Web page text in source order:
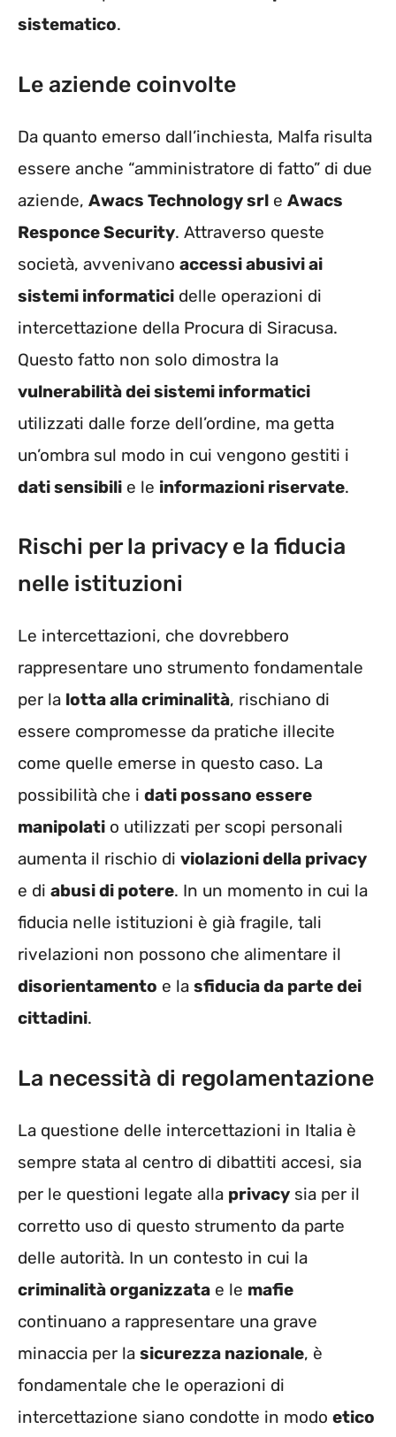
sistematico.
Le aziende coinvolte
Da quanto emerso dall’inchiesta, Malfa risulta
essere anche “amministratore di fatto” di due
aziende, Awacs Technology srl e Awacs
Responce Security. Attraverso queste
società, avvenivano accessi abusivi ai
sistemi informatici delle operazioni di
intercettazione della Procura di Siracusa.
Questo fatto non solo dimostra la
vulnerabilità dei sistemi informatici
utilizzati dalle forze dell’ordine, ma getta
un’ombra sul modo in cui vengono gestiti i
dati sensibili e le informazioni riservate.
Rischi per la privacy e la fiducia
nelle istituzioni
Le intercettazioni, che dovrebbero
rappresentare uno strumento fondamentale
per la lotta alla criminalità, rischiano di
essere compromesse da pratiche illecite
come quelle emerse in questo caso. La
possibilità che i dati possano essere
manipolati o utilizzati per scopi personali
aumenta il rischio di violazioni della privacy
e di abusi di potere. In un momento in cui la
fiducia nelle istituzioni è già fragile, tali
rivelazioni non possono che alimentare il
disorientamento e la sfiducia da parte dei
cittadini.
La necessità di regolamentazione
La questione delle intercettazioni in Italia è
sempre stata al centro di dibattiti accesi, sia
per le questioni legate alla privacy sia per il
corretto uso di questo strumento da parte
delle autorità. In un contesto in cui la
criminalità organizzata e le mafie
continuano a rappresentare una grave
minaccia per la sicurezza nazionale, è
fondamentale che le operazioni di
intercettazione siano condotte in modo etico